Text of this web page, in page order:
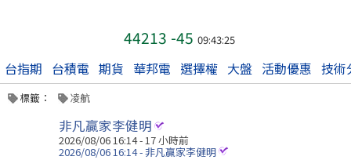
44213 -45 09:43:25
台指期 台積電 期貨 華邦電 選擇權 大盤 活動優惠 技術
標籤： 凌航
非凡贏家李健明
2026/08/06 16:14 -17 小時前
2026/08/06 16:14 - 非凡贏家李健明